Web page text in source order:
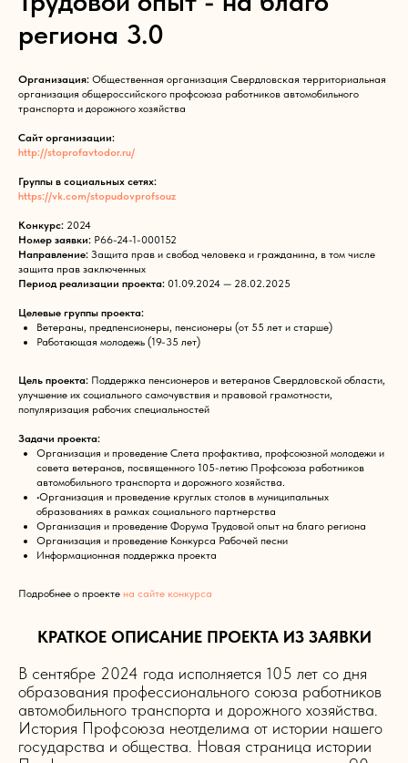
региона 3.0
Организация: Общественная организация Свердловская территориальная
организация общероссийского профсоюза работников автомобильного
транспорта и дорожного хозяйства
Сайт организации:
http://stoprofavtodor.ru/
Группы в социальных сетях:
https://vk.com/stopudovprofsouz
Конкурс: 2024
Номер заявки: Р66-24-1-000152
Направление: Защита прав и свобод человека и гражданина, в том числе
защита прав заключенных
Период реализации проекта: 01.09.2024 — 28.02.2025
Целевые группы проекта:
Ветераны, предпенсионеры, пенсионеры (от 55 лет и старше)
Работающая молодежь (19-35 лет)
Цель проекта: Поддержка пенсионеров и ветеранов Свердловской области,
улучшение их социального самочувствия и правовой грамотности,
популяризация рабочих специальностей
Задачи проекта:
Организация и проведение Слета профактива, профсоюзной молодежи и
совета ветеранов, посвященного 105-летию Профсоюза работников
автомобильного транспорта и дорожного хозяйства.
•Организация и проведение круглых столов в муниципальных
образованиях в рамках социального партнерства
Организация и проведение Форума Трудовой опыт на благо региона
Организация и проведение Конкурса Рабочей песни
Информационная поддержка проекта
Подробнее о проекте на сайте конкурса
КРАТКОЕ ОПИСАНИЕ ПРОЕКТА ИЗ ЗАЯВКИ
В сентябре 2024 года исполняется 105 лет со дня
образования профессионального союза работников
автомобильного транспорта и дорожного хозяйства.
История Профсоюза неотделима от истории нашего
государства и общества. Новая страница истории